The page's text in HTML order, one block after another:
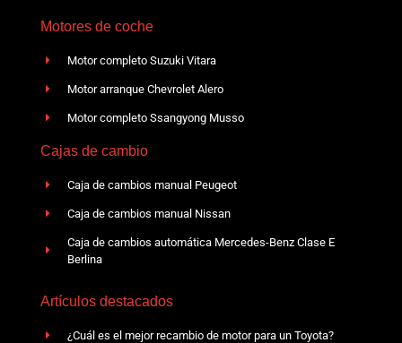
Motores de coche
Motor completo Suzuki Vitara
Motor arranque Chevrolet Alero
Motor completo Ssangyong Musso
Cajas de cambio
Caja de cambios manual Peugeot
Caja de cambios manual Nissan
Caja de cambios automática Mercedes-Benz Clase E
Berlina
Artículos destacados
¿Cuál es el mejor recambio de motor para un Toyota?